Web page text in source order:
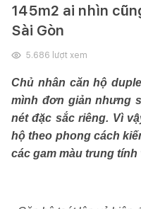
145m2 ai nhìn
Sài Gòn
5.686 lượt xem
Chủ nhân căn hộ
mình đơn giản nhưng
nét đặc sắc riêng. Vì
hộ theo phong cách
các gam màu trung